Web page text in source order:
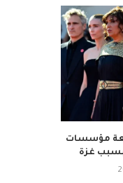
مؤسسات
بسبب غزة